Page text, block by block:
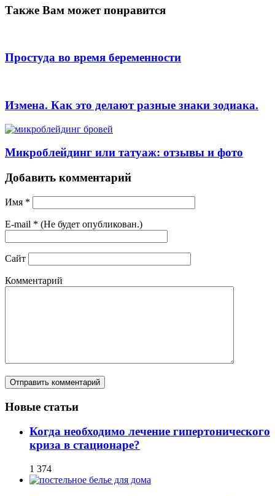
Также Вам может понравится
Простуда во время беременности
Измена. Как это делают разные знаки зодиака.
Микроблейдинг или татуаж: отзывы и фото
Добавить комментарий
Имя *
E-mail * (Не будет опубликован.)
Сайт
Комментарий
Новые статьи
Когда необходимо лечение гипертонического
криза в стационаре?
1 374